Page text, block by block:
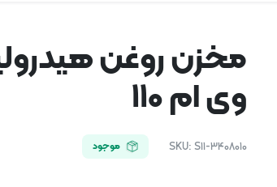
مخزن روغن
وی ام 110
SKU: S11-3408010 موجود